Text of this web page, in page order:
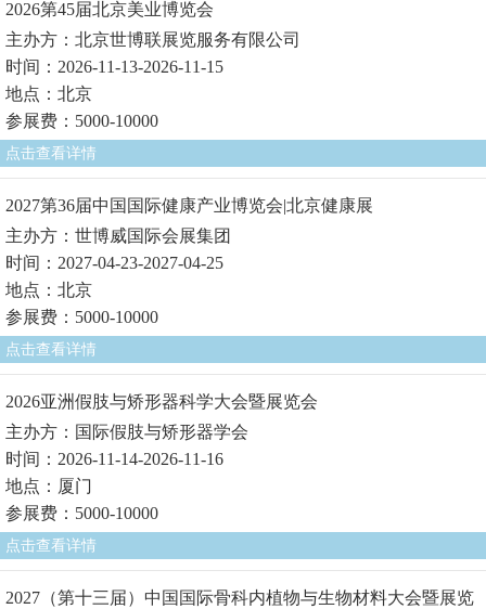
2026第45届北京美业博览会
主办方：北京世博联展览服务有限公司
时间：2026-11-13-2026-11-15
地点：北京
参展费：5000-10000
点击查看详情
2027第36届中国国际健康产业博览会|北京健康展
主办方：世博威国际会展集团
时间：2027-04-23-2027-04-25
地点：北京
参展费：5000-10000
点击查看详情
2026亚洲假肢与矫形器科学大会暨展览会
主办方：国际假肢与矫形器学会
时间：2026-11-14-2026-11-16
地点：厦门
参展费：5000-10000
点击查看详情
2027（第十三届）中国国际骨科内植物与生物材料大会暨展览